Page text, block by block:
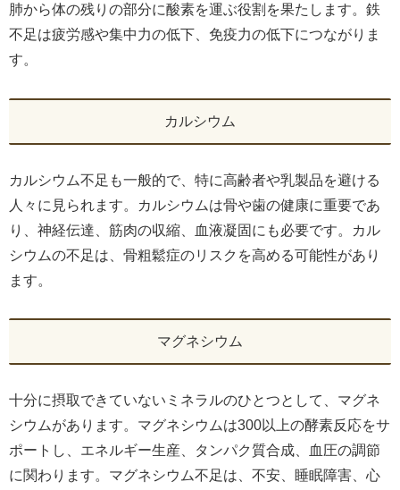
肺から体の残りの部分に酸素を運ぶ役割を果たします。鉄
不足は疲労感や集中力の低下、免疫力の低下につながりま
す。
カルシウム
カルシウム不足も一般的で、特に高齢者や乳製品を避ける
人々に見られます。カルシウムは骨や歯の健康に重要であ
り、神経伝達、筋肉の収縮、血液凝固にも必要です。カル
シウムの不足は、骨粗鬆症のリスクを高める可能性があり
ます。
マグネシウム
十分に摂取できていないミネラルのひとつとして、マグネ
シウムがあります。マグネシウムは300以上の酵素反応をサ
ポートし、エネルギー生産、タンパク質合成、血圧の調節
に関わります。マグネシウム不足は、不安、睡眠障害、心